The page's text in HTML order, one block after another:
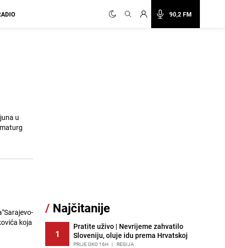
90,2 FM
u
koja
/ Najčitanije
1
Pratite uživo | Nevrijeme zahvatilo
Sloveniju, oluje idu prema Hrvatskoj
PRIJE OKO 16H | REGIJA